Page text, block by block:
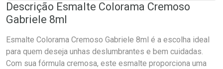
Descrição Esmalte Colorama Cremoso
Gabriele 8ml
Esmalte Colorama Cremoso Gabriele 8ml é a escolha ideal
para quem deseja unhas deslumbrantes e bem cuidadas.
Com sua fórmula cremosa, este esmalte proporciona uma